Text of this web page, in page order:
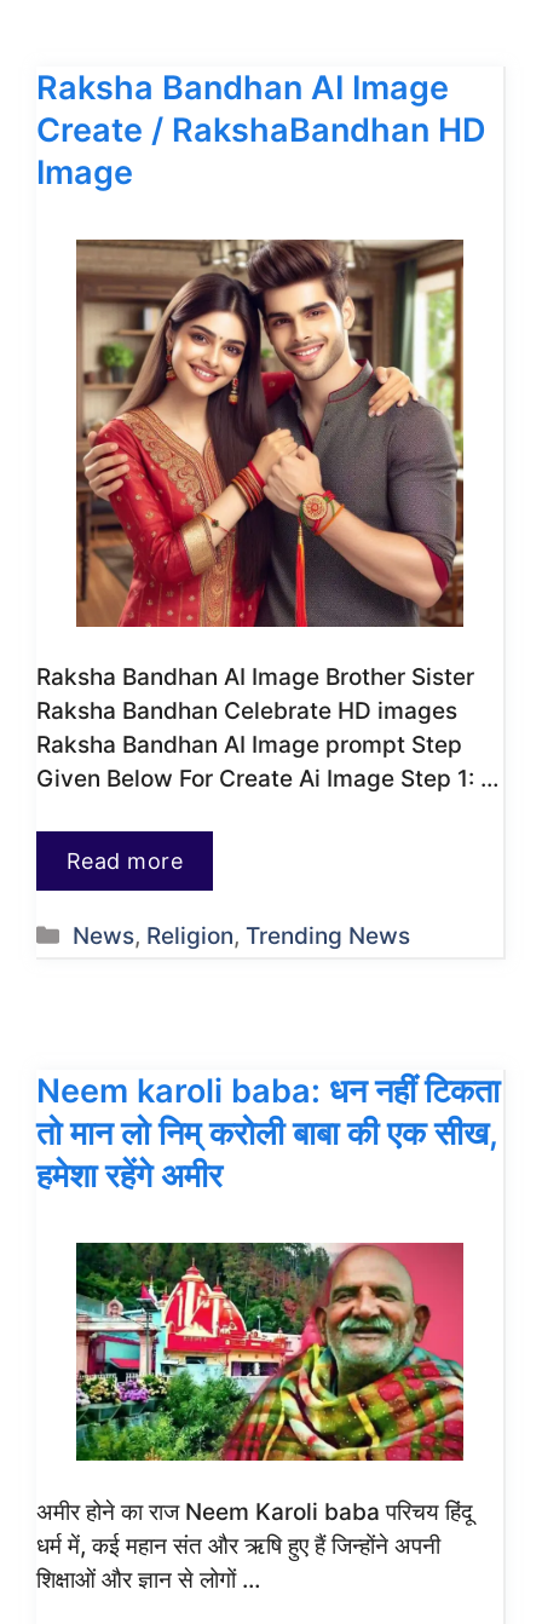
Raksha Bandhan AI Image
Create / RakshaBandhan HD
Image
Raksha Bandhan AI Image Brother Sister
Raksha Bandhan Celebrate HD images
Raksha Bandhan AI Image prompt Step
Given Below For Create Ai Image Step 1: …
Read more
Categories
News, Religion,Trending News
Neem karoli baba: धन नहीं टिकता
तो मान लो निम् करोली बाबा की एक सीख,
हमेशा रहेंगे अमीर
अमीर होने का राज Neem Karoli baba परिचय हिंदू
धर्म में, कई महान संत और ऋषि हुए हैं जिन्होंने अपनी
शिक्षाओं और ज्ञान से लोगों …